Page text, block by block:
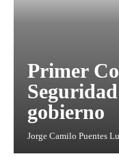
Primer
gobierno
Jorge Camilo Puentes